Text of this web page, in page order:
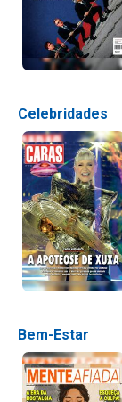
Celebridades
Bem-Estar